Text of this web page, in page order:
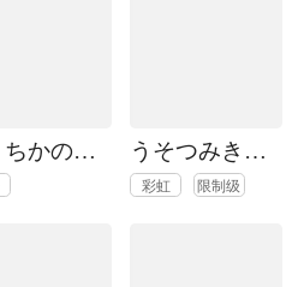
ようちかのろぐPixiv うそつみきくずしlu
彩虹 限制级